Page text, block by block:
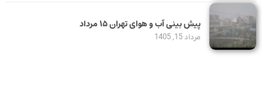
پیش بینی آب و هوای تهران ۱۵ مرداد
مرداد 15, 1405